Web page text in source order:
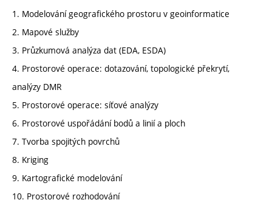
1. Modelování geografického prostoru v geoinformatice
2. Mapové služby
3. Průzkumová analýza dat (EDA, ESDA)
4. Prostorové operace: dotazování, topologické překrytí,
analýzy DMR
5. Prostorové operace: síťové analýzy
6. Prostorové uspořádání bodů a linií a ploch
7. Tvorba spojitých povrchů
8. Kriging
9. Kartografické modelování
10. Prostorové rozhodování